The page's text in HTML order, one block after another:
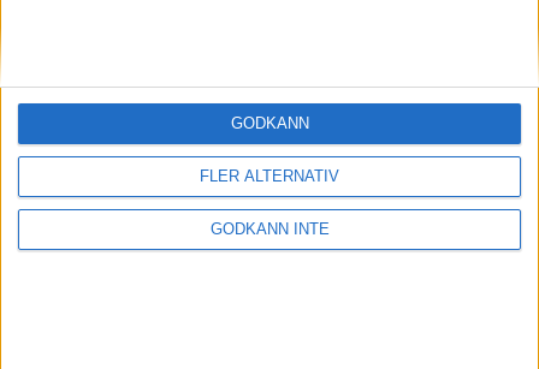
FLER ALTERNATIV
GODKÄNN INTE
GODKÄNN
ASIEN
Berlin Marathon - ett lopp genom
8 okt 1995• Arkiv• Reseberättelser från